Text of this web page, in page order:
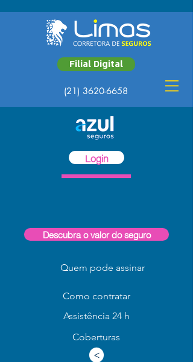
Filial Digital
(21) 3620-6658
Login
Descubra o valor do seguro
Quem pode assinar
Como contratar
Assistência 24 h
Coberturas
>